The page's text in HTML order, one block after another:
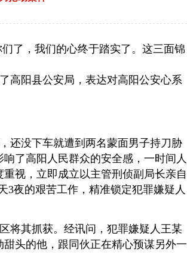
了，我们的心终于踏实了。 这三面锦
高阳县公安局，表达对高阳公安心系
还没下车就遭到两名蒙面男子持刀胁
了高阳人民群众的安全感，一时间人
视，立即成立以主管刑侦副局长亲自
3夜的艰苦工作，精准锁定犯罪嫌疑人
将其抓获。 经讯问，犯罪嫌疑人王某
头的他，跟同伙正在精心预谋另外一